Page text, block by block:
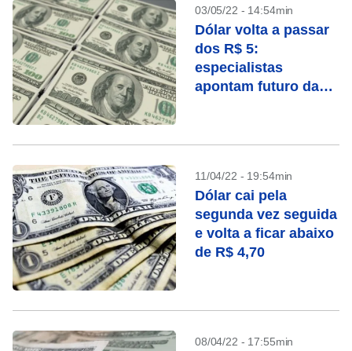
03/05/22 - 14:54min
Dólar volta a passar
dos R$ 5:
especialistas
apontam futuro da
11/04/22 - 19:54min
Dólar cai pela
segunda vez seguida
e volta a ficar abaixo
de R$ 4,70
08/04/22 - 17:55min